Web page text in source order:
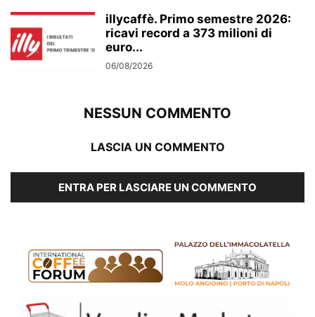
illycaffè. Primo semestre 2026:
ricavi record a 373 milioni di
euro...
06/08/2026
NESSUN COMMENTO
LASCIA UN COMMENTO
ENTRA PER LASCIARE UN COMMENTO